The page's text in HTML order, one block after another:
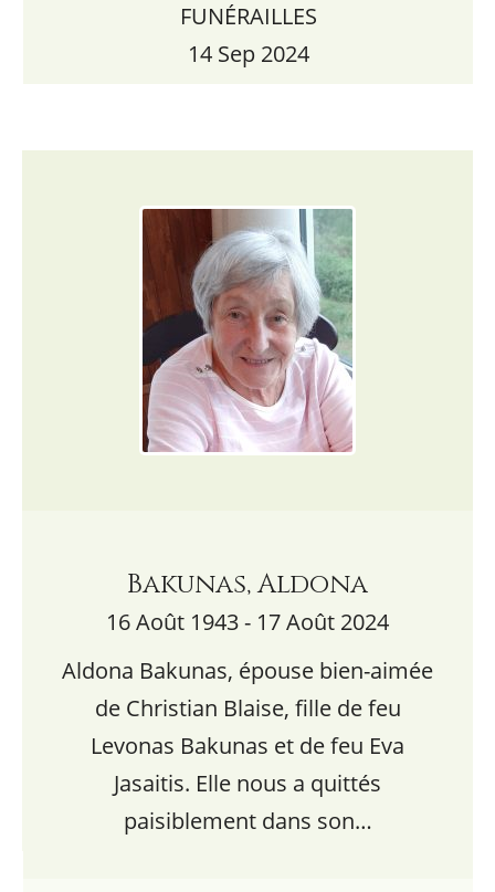
FUNÉRAILLES
14 Sep 2024
Bakunas, Aldona
16 Août 1943 - 17 Août 2024
Aldona Bakunas, épouse bien-aimée
de Christian Blaise, fille de feu
Levonas Bakunas et de feu Eva
Jasaitis. Elle nous a quittés
paisiblement dans son…